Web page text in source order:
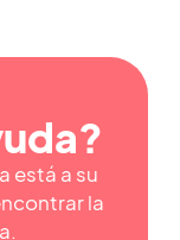
está a su
la